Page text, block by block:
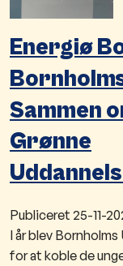
Energiø
Sammen
Grønne
Publiceret 25-11-
I år blev
for at koble de